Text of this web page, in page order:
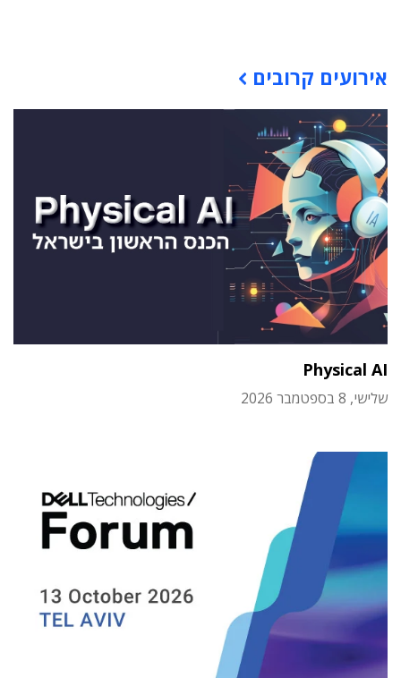
אירועים קרובים
Physical AI
שלישי, 8 בספטמבר 2026